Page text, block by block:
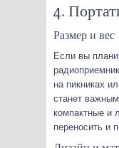
4.
Размер и вес
Если вы
на пикниках
станет
компактные и
переносить и